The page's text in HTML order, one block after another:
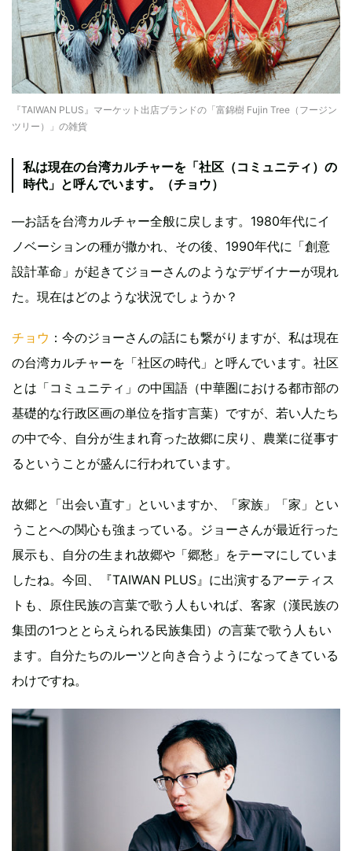
『TAIWAN PLUS』マーケット出店ブランドの「富錦樹 Fujin Tree（フージン
ツリー）」の雑貨
私は現在の台湾カルチャーを「社区（コミュニティ）の
時代」と呼んでいます。（チョウ）
—お話を台湾カルチャー全般に戻します。1980年代にイ
ノベーションの種が撒かれ、その後、1990年代に「創意
設計革命」が起きてジョーさんのようなデザイナーが現れ
た。現在はどのような状況でしょうか？
チョウ ：今のジョーさんの話にも繋がりますが、私は現在
の台湾カルチャーを「社区の時代」と呼んでいます。社区
とは「コミュニティ」の中国語（中華圏における都市部の
基礎的な行政区画の単位を指す言葉）ですが、若い人たち
の中で今、自分が生まれ育った故郷に戻り、農業に従事す
るということが盛んに行われています。
故郷と「出会い直す」といいますか、「家族」「家」とい
うことへの関心も強まっている。ジョーさんが最近行った
展示も、自分の生まれ故郷や「郷愁」をテーマにしていま
したね。今回、『TAIWAN PLUS』に出演するアーティス
トも、原住民族の言葉で歌う人もいれば、客家（漢民族の
集団の1つととらえられる民族集団）の言葉で歌う人もい
ます。自分たちのルーツと向き合うようになってきている
わけですね。